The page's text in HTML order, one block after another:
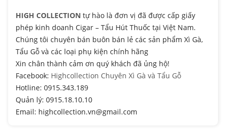
HIGH COLLECTION tự hào là đơn vị đã được cấp giấy
phép kinh doanh Cigar – Tẩu Hút Thuốc tại Việt Nam.
Chúng tôi chuyên bán buôn bán lẻ các sản phẩm Xì Gà,
Tẩu Gỗ và các loại phụ kiện chính hãng
Xin chân thành cảm ơn quý khách đã ủng hộ!
Facebook: Highcollection Chuyên Xì Gà và Tẩu Gỗ
Hotline: 0915.343.189
Quản lý: 0915.18.10.10
Email: highcollection.vn@gmail.com